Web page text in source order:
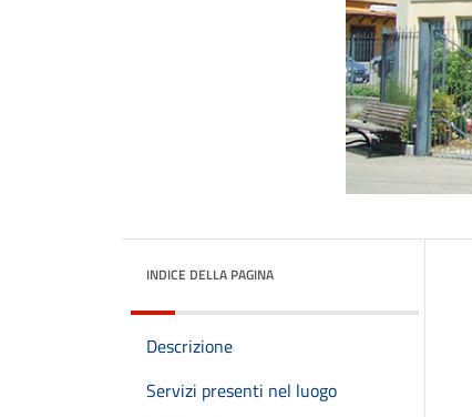
INDICE DELLA PAGINA
Descrizione
Servizi presenti nel luogo